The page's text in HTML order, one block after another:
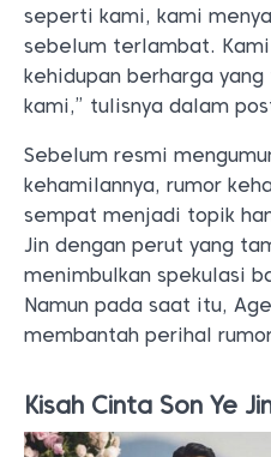
seperti kami, kami
sebelum terlambat.
kehidupan berharga
kami,” tulisnya dalam
Sebelum resmi
kehamilannya, rumor
sempat menjadi topik
Jin dengan perut yang
menimbulkan spekulasi
Namun pada saat itu,
membantah perihal
Kisah Cinta Son Ye